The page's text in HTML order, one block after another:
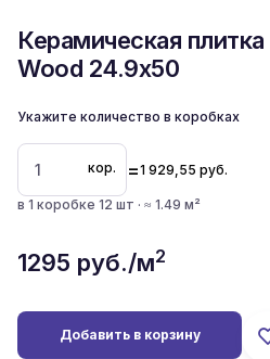
Керамическая
Wood 24.9x50
Укажите количество в коробках
кор. =1 929,55 руб.
в 1 коробке 12 шт · ≈ 1.49 м²
1295 руб./м2
Добавить в корзину